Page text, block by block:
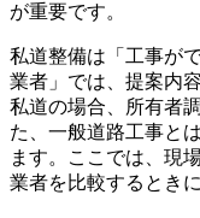
が重要です。
私道整備は「工事が
業者」では、提案内
私道の場合、所有者
た、一般道路工事と
ます。ここでは、現
業者を比較するとき